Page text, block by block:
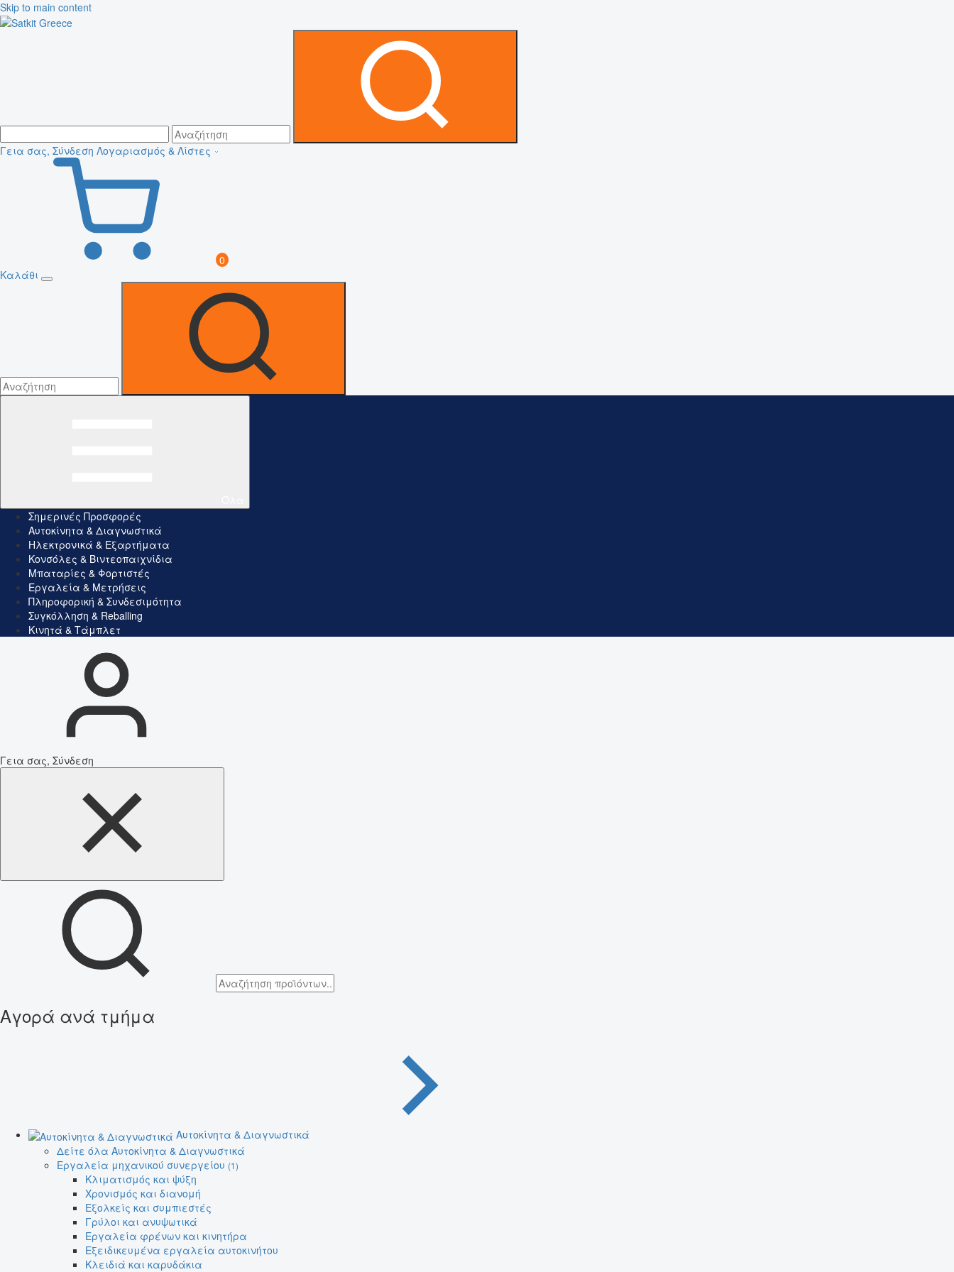
Skip to main content
Γεια σας, Σύνδεση Λογαριασμός & Λίστες
0
Καλάθι
Σημερινές Προσφορές
Αυτοκίνητα & Διαγνωστικά
Ηλεκτρονικά & Εξαρτήματα
Κονσόλες & Βιντεοπαιχνίδια
Μπαταρίες & Φορτιστές
Εργαλεία & Μετρήσεις
Πληροφορική & Συνδεσιμότητα
Συγκόλληση & Reballing
Κινητά & Τάμπλετ
Γεια σας, Σύνδεση
Αγορά ανά τμήμα
Αυτοκίνητα & Διαγνωστικά
Δείτε όλα Αυτοκίνητα & Διαγνωστικά
Εργαλεία μηχανικού συνεργείου (1)
Κλιματισμός και ψύξη
Χρονισμός και διανομή
Εξολκείς και συμπιεστές
Γρύλοι και ανυψωτικά
Εργαλεία φρένων και κινητήρα
Εξειδικευμένα εργαλεία αυτοκινήτου
Κλειδιά και καρυδάκια